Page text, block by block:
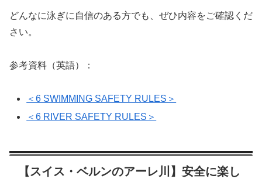
どんなに泳ぎに自信のある方でも、ぜひ内容をご確認くだ
さい。
参考資料（英語）：
＜6 SWIMMING SAFETY RULES＞
＜6 RIVER SAFETY RULES＞
【スイス・ベルンのアーレ川】安全に楽し